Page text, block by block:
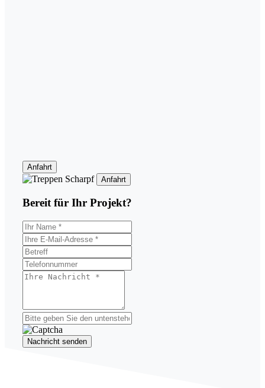
Anfahrt
Anfahrt
Bereit für Ihr Projekt?
Nachricht senden